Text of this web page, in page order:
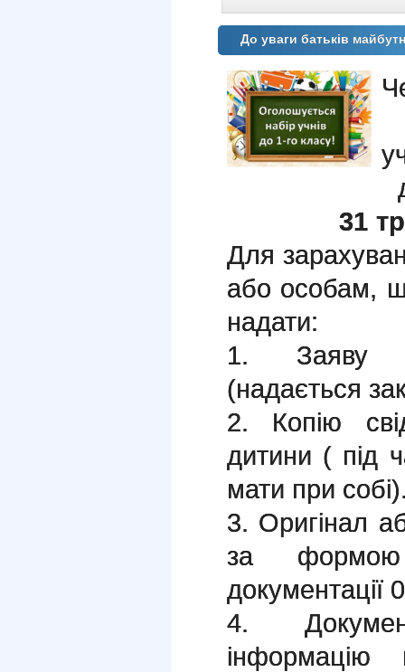
До уваги батьків
31
Для
або особам,
надати:
1. Заяву
(надається
2. Копію
дитини ( під
мати при
3. Оригінал
за формою
документації
4.
інформацію